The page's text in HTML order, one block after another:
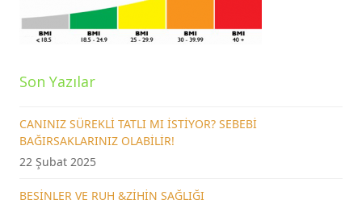
Son Yazılar
CANINIZ SÜREKLİ TATLI MI İSTİYOR? SEBEBİ
BAĞIRSAKLARINIZ OLABİLİR!
22 Şubat 2025
BESİNLER VE RUH &ZİHİN SAĞLIĞI